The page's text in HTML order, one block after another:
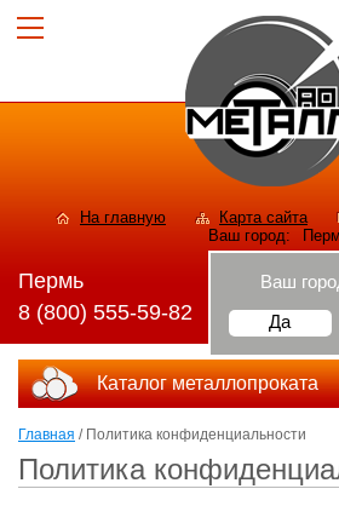
На главную Карта сайта
Ваш город:
Ваш
Да
Пермь
8 (800) 555-59-82
Каталог металлопроката
Главная / Политика конфиденциальности
Политика